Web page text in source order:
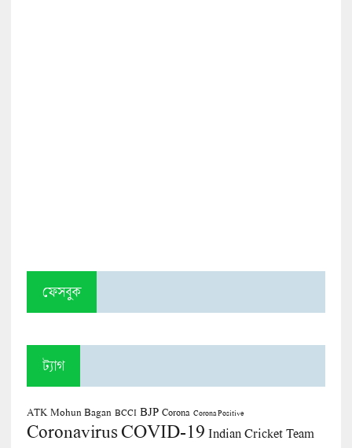
ফেসবুক
ট্যাগ
ATK Mohun Bagan BCCI BJP Corona Corona Positive
CoronavirusCOVID-19 Indian Cricket Team